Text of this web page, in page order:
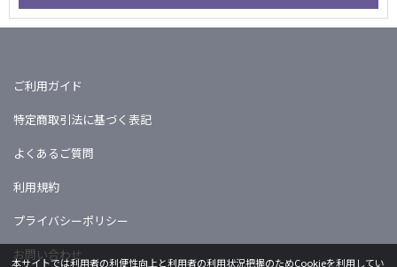
ご利用ガイド
特定商取引法に基づく表記
よくあるご質問
利用規約
プライバシーポリシー
お問い合わせ
本サイトでは利用者の利便性向上と利用者の利用状況把握のためCookieを利用してい